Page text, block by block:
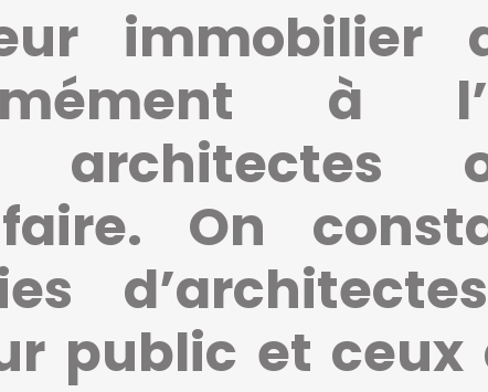
immobilier
à
architectes
On
public et ceux